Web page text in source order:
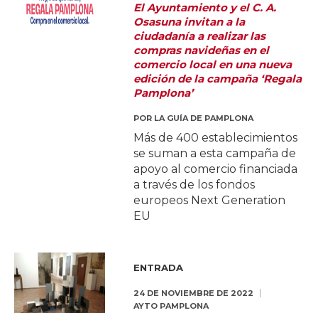
El Ayuntamiento y el C. A.
Osasuna invitan a la
ciudadanía a realizar las
compras navideñas en el
comercio local en una nueva
edición de la campaña ‘Regala
Pamplona’
POR LA GUÍA DE PAMPLONA
Más de 400 establecimientos
se suman a esta campaña de
apoyo al comercio financiada
a través de los fondos
europeos Next Generation
EU
ENTRADA
24 DE NOVIEMBRE DE 2022
AYTO PAMPLONA